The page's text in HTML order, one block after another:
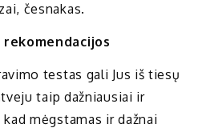
česnakas.
testas gali Jus iš tiesų
taip dažniausiai ir
mėgstamas ir dažnai